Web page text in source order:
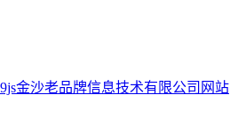
金沙老品牌信息技术有限公司 网站